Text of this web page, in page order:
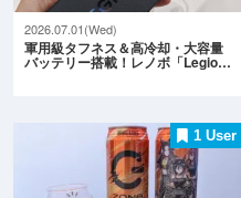
2026.07.01(Wed)
軍用級タフネス＆高冷却・大容量
バッテリー搭載！レノボ「Legio…
1 User